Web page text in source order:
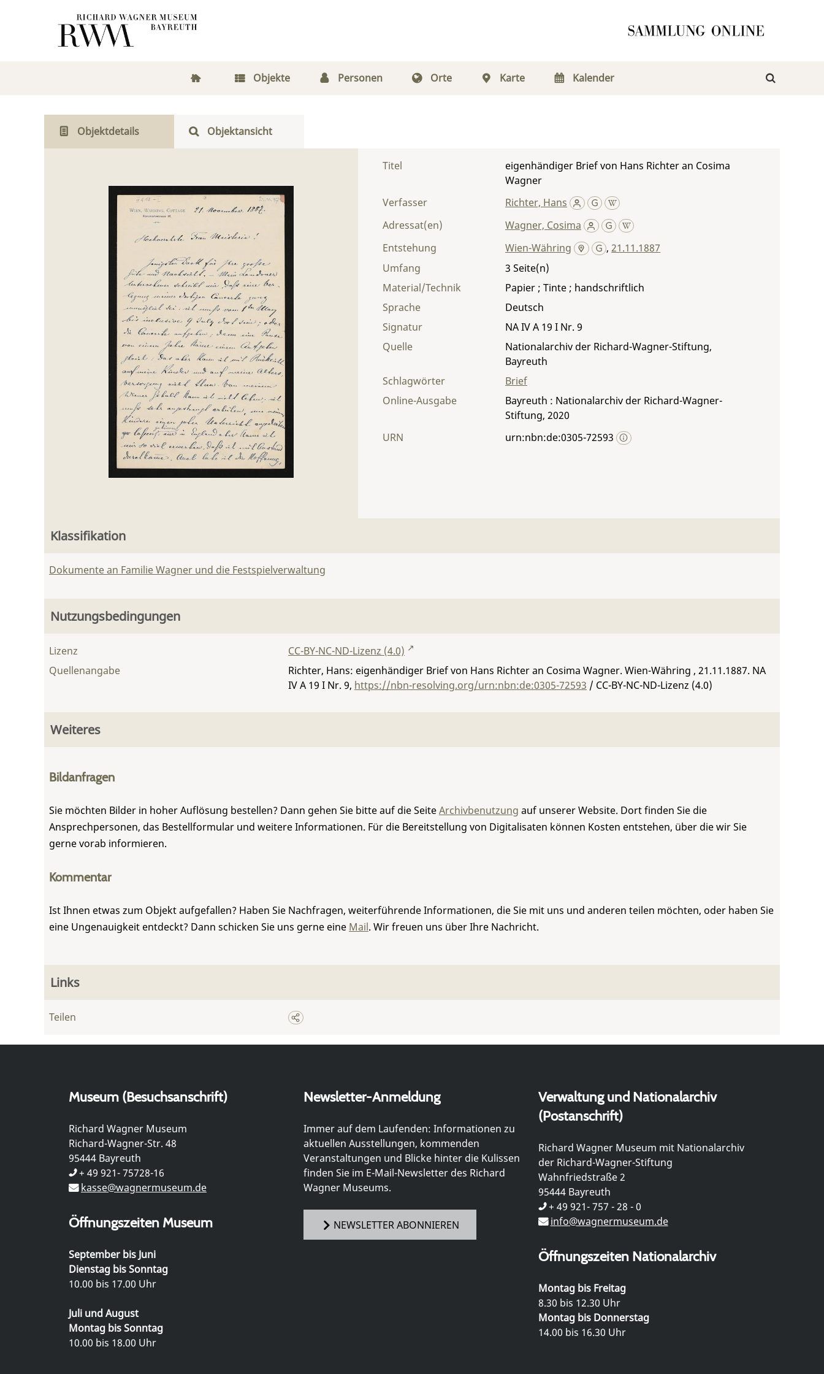
Objekte Personen Orte Karte Kalender
Objektdetails Objektansicht
Titel
eigenhändiger Brief von Hans Richter an Cosima
Wagner
Verfasser
Richter, Hans
Adressat(en)
Wagner, Cosima
Entstehung
Wien-Währing ,21.11.1887
Umfang
3
Material/Technik
Papier ; Tinte ; handschriftlich
Sprache
Deutsch
Signatur
NA IV A 19 I Nr. 9
Quelle
Nationalarchiv der Richard-Wagner-Stiftung,
Bayreuth
Schlagwörter
Brief
Online-Ausgabe
Bayreuth : Nationalarchiv der Richard-Wagner-
Stiftung, 2020
URN
urn:nbn:de:0305-72593
Klassifikation
Dokumente an Familie Wagner und die Festspielverwaltung
Nutzungsbedingungen
Lizenz
CC-BY-NC-ND-Lizenz (4.0)
Quellenangabe
Richter, Hans: eigenhändiger Brief von Hans Richter an Cosima Wagner. Wien-Währing , 21.11.1887. NA
IV A 19 I Nr. 9, https://nbn-resolving.org/urn:nbn:de:0305-72593 / CC-BY-NC-ND-Lizenz (4.0)
Weiteres
Bildanfragen
Sie möchten Bilder in hoher Auflösung bestellen? Dann gehen Sie bitte auf die SeiteArchivbenutzung auf unserer Website. Dort finden Sie die
Ansprechpersonen, das Bestellformular und weitere Informationen. Für die Bereitstellung von Digitalisaten können Kosten entstehen, über die wir Sie
gerne vorab informieren.
Kommentar
Ist Ihnen etwas zum Objekt aufgefallen? Haben Sie Nachfragen, weiterführende Informationen, die Sie mit uns und anderen teilen möchten, oder haben Sie
eine Ungenauigkeit entdeckt? Dann schicken Sie uns gerne eine Mail. Wir freuen uns über Ihre Nachricht.
Links
Teilen
Museum (Besuchsanschrift)
Richard Wagner Museum
Richard-Wagner-Str. 48
95444 Bayreuth
+ 49 921- 75728-16
kasse@wagnermuseum.de
Öffnungszeiten Museum
September bis Juni
Dienstag bis Sonntag
10.00 bis 17.00 Uhr
Juli und August
Montag bis Sonntag
10.00 bis 18.00 Uhr
Newsletter-Anmeldung
Immer auf dem Laufenden: Informationen zu
aktuellen Ausstellungen, kommenden
Veranstaltungen und Blicke hinter die Kulissen
finden Sie im E-Mail-Newsletter des Richard
Wagner Museums.
NEWSLETTER ABONNIEREN
Verwaltung und Nationalarchiv
(Postanschrift)
Richard Wagner Museum mit Nationalarchiv
der Richard-Wagner-Stiftung
Wahnfriedstraße 2
95444 Bayreuth
+ 49 921- 757 - 28 - 0
info@wagnermuseum.de
Öffnungszeiten Nationalarchiv
Montag bis Freitag
8.30 bis 12.30 Uhr
Montag bis Donnerstag
14.00 bis 16.30 Uhr